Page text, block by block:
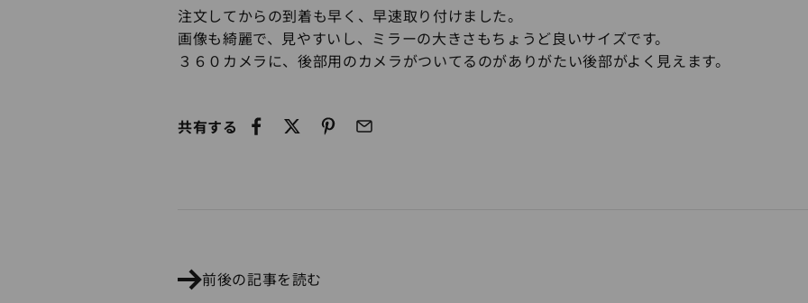
注文してからの到着も早く、早速取り付けました。
画像も綺麗で、見やすいし、ミラーの大きさもちょうど良いサイズです。
３６０カメラに、後部用のカメラがついてるのがありがたい後部がよく見えます。
共有する
前後の記事を読む